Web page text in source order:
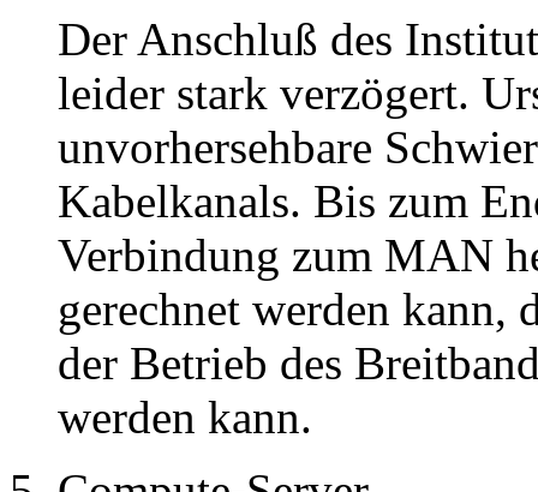
Der Anschluß des
leider stark verzögert.
unvorhersehbare
Kabelkanals. Bis zum
Verbindung zum MAN
gerechnet werden kann,
der Betrieb des
werden kann.